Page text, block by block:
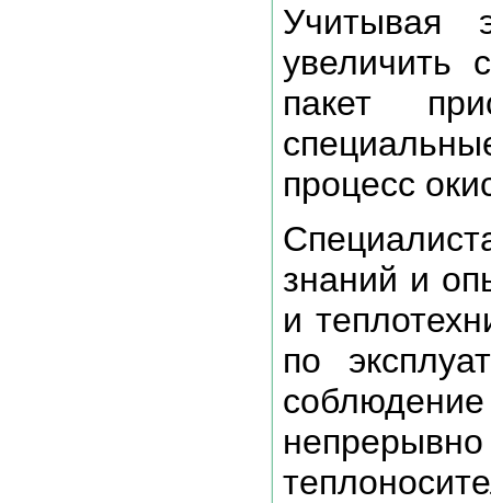
Учитывая
увеличить
пакет
процесс
знаний и
и
по